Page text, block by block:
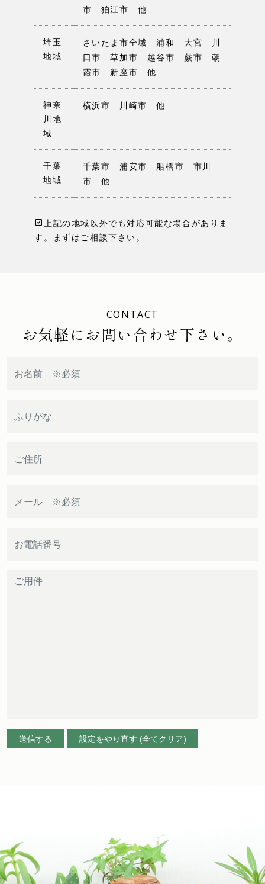
市 狛江市 他
埼玉
地域
さいたま市全域 浦和 大宮 川
口市 草加市 越谷市 蕨市 朝
霞市 新座市 他
神奈
川地
域
横浜市 川崎市 他
千葉
地域
千葉市 浦安市 船橋市 市川
市 他
上記の地域以外でも対応可能な場合がありま
す。まずはご相談下さい。
CONTACT
お気軽にお問い合わせ下さい。